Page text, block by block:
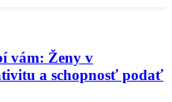
vám: Ženy v
a schopnosť podať